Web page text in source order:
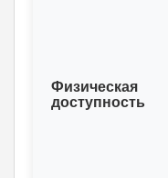
Физическая
доступность